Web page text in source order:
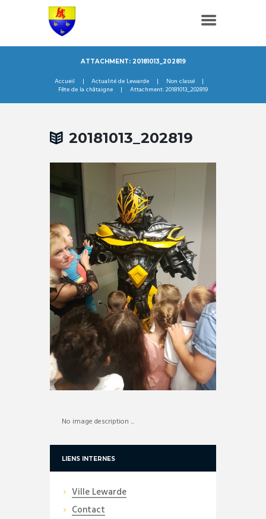
ATTACHMENT: 20181013_202819
Accueil Actualité de Lewarde
Non classé
Fête de la châtaigne
Attachment: 20181013_202819
20181013_202819
No image description ...
LIENS INTERNES
Ville Lewarde
Contact